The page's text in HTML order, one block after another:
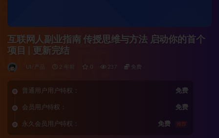
互联网人副业指南 传授思维与方法 启动你的首个
项目 | 更新完结
UI/产品 2 年前 0 237 免费
普通用户用户特权： 免费
会员用户特权： 免费
永久会员用户特权： 免费 推荐